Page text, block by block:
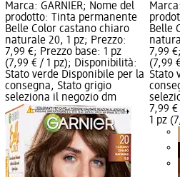
Marca: GARNIER; Nome del
prodotto: Tinta permanente
Belle Color castano chiaro
naturale 20, 1 pz; Prezzo:
7,99 €; Prezzo base: 1 pz
(7,99 € / 1 pz); Disponibilità:
Stato verde Disponibile per la
consegna, Stato grigio
seleziona il negozio dm
Belle
7,99
(7,99
Stato
7,99 €
1 pz